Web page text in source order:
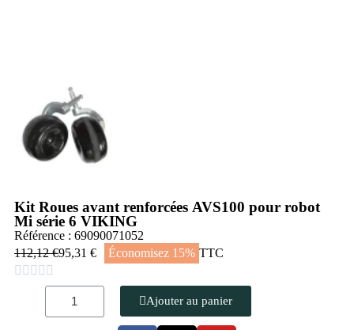
Kit Roues avant renforcées AVS100 pour robot
Mi série 6 VIKING
Référence : 69090071052
112,12 €95,31 € Économisez 15% TTC
    
Ajouter au panier